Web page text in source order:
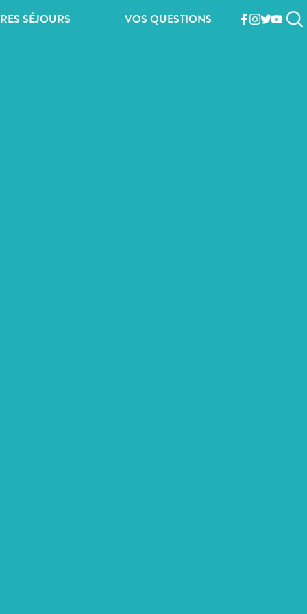
SÉJOURS VOS QUESTIONS facebook
instagram
twitter